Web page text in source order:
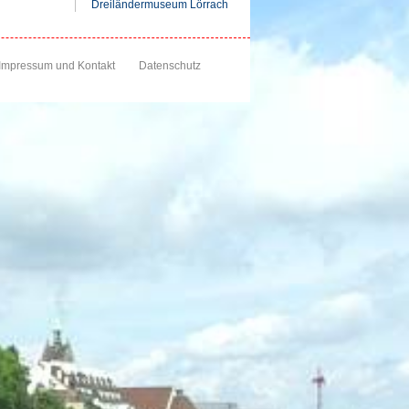
Dreiländermuseum Lörrach
und Kontakt Datenschutz